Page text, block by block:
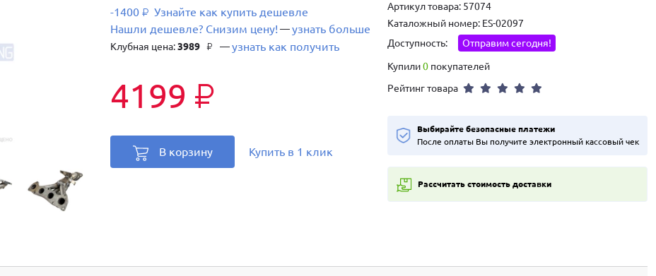
-1400 ₽ Узнайте как купить дешевле
Нашли дешевле? Снизим цену! —узнать больше
Клубная цена:3989 ₽ —узнать как получить
4199 ₽
В корзину Купить в 1 клик
Артикул товара: 57074
Каталожный номер: ES-02097
Доступность:
Отправим сегодня!
Купили0 покупателей
Рейтинг товара
Выбирайте безопасные платежи
После оплаты Вы получите электронный кассовый чек
Рассчитать стоимость доставки